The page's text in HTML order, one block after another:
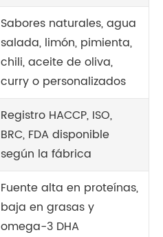
Sabores naturales, agua
salada, limón, pimienta,
chili, aceite de oliva,
curry o personalizados
Registro HACCP, ISO,
BRC, FDA disponible
según la fábrica
Fuente alta en proteínas,
baja en grasas y
omega-3 DHA